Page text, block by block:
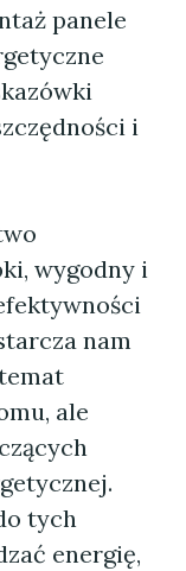
panele
i
wygodny i
nam
ale
tych
energię,